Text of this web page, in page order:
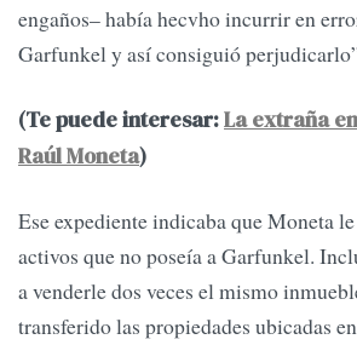
engaños– había hecvho incurrir en
Garfunkel y así consiguió
(Te puede interesar:La extraña
Raúl Moneta)
Ese expediente indicaba que Moneta
activos que no poseía a Garfunkel.
a venderle dos veces el mismo
transferido las propiedades ubicadas